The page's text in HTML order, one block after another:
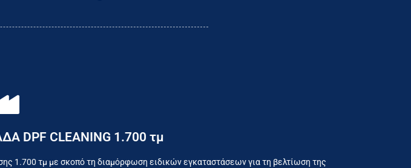
DPF CLEANING 1.700 τμ
1.700 τμ με σκοπό τη διαμόρφωση ειδικών εγκαταστάσεων για τη βελτίωση της
του τελικού καταναλωτή